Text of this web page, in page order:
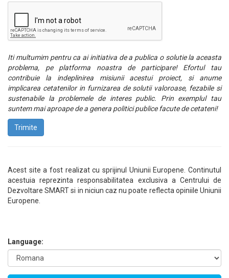
Iti multumim pentru ca ai initiativa de a publica o solutie la aceasta
problema, pe platforma noastra de participare! Efortul tau
contribuie la indeplinirea misiunii acestui proiect, si anume
implicarea cetatenilor in furnizarea de solutii valoroase, fezabile si
sustenabile la problemele de interes public. Prin exemplul tau
suntem mai aproape de a genera politici publice facute de cetateni!
Trimite
Acest site a fost realizat cu sprijinul Uniunii Europene. Continutul
acestuia reprezinta responsabilitatea exclusiva a Centrului de
Dezvoltare SMART si in niciun caz nu poate reflecta opiniile Uniunii
Europene.
Language: